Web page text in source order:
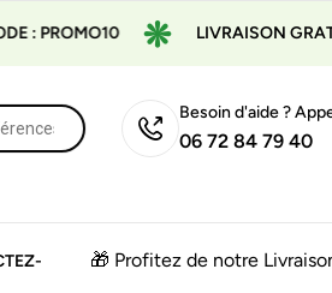
PROMO10 LIVRAISON
Besoin d'aide ?
06 72 84 79 40
🎁 Profitez de notre